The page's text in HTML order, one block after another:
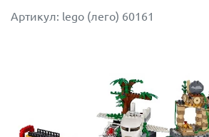
реалистичными деталями, такими
которой закреплён подвижный
помощью можно выполнять
Артикул: lego (лего) 60161